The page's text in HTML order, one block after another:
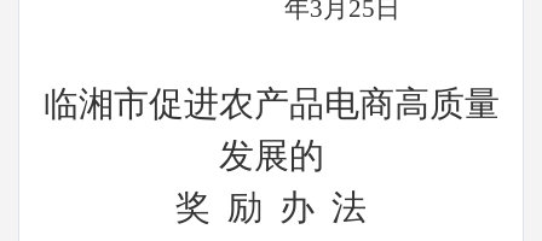
年3月 25 日
临湘市促进农产品电商高质量
发展的
奖 励 办 法